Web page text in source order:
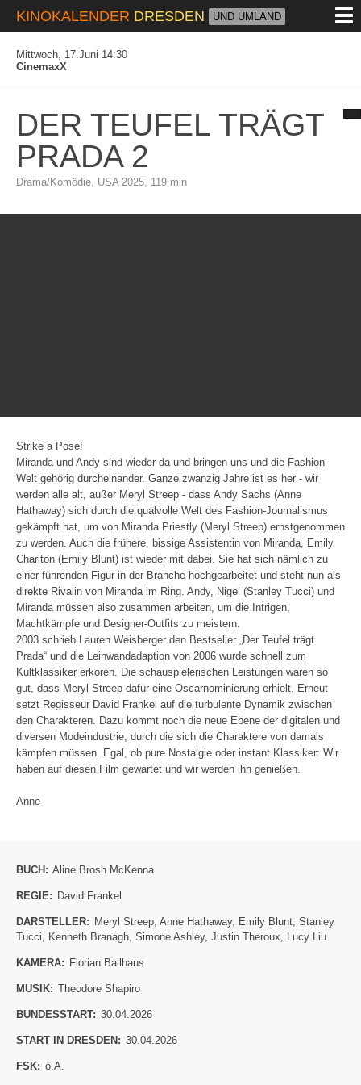
KINOKALENDER DRESDEN UND UMLAND
Mittwoch, 17.Juni 14:30
CinemaxX
DER TEUFEL TRÄGT
PRADA 2
Drama/Komödie, USA 2025, 119 min
Strike a Pose!
Miranda und Andy sind wieder da und bringen uns und die Fashion-
Welt gehörig durcheinander. Ganze zwanzig Jahre ist es her - wir
werden alle alt, außer Meryl Streep - dass Andy Sachs (Anne
Hathaway) sich durch die qualvolle Welt des Fashion-Journalismus
gekämpft hat, um von Miranda Priestly (Meryl Streep) ernstgenommen
zu werden. Auch die frühere, bissige Assistentin von Miranda, Emily
Charlton (Emily Blunt) ist wieder mit dabei. Sie hat sich nämlich zu
einer führenden Figur in der Branche hochgearbeitet und steht nun als
direkte Rivalin von Miranda im Ring. Andy, Nigel (Stanley Tucci) und
Miranda müssen also zusammen arbeiten, um die Intrigen,
Machtkämpfe und Designer-Outfits zu meistern.
2003 schrieb Lauren Weisberger den Bestseller „Der Teufel trägt
Prada“ und die Leinwandadaption von 2006 wurde schnell zum
Kultklassiker erkoren. Die schauspielerischen Leistungen waren so
gut, dass Meryl Streep dafür eine Oscarnominierung erhielt. Erneut
setzt Regisseur David Frankel auf die turbulente Dynamik zwischen
den Charakteren. Dazu kommt noch die neue Ebene der digitalen und
diversen Modeindustrie, durch die sich die Charaktere von damals
kämpfen müssen. Egal, ob pure Nostalgie oder instant Klassiker: Wir
haben auf diesen Film gewartet und wir werden ihn genießen.
Anne
BUCH: Aline Brosh McKenna
REGIE: David Frankel
DARSTELLER: Meryl Streep Anne Hathaway, Emily Blunt Stanley
Tucci
Kenneth Branagh Simone Ashley, Justin Theroux Lucy Liu
KAMERA: Florian Ballhaus
MUSIK: Theodore Shapiro
BUNDESSTART: 30.04.2026
START IN DRESDEN: 30.04.2026
FSK: o.A.